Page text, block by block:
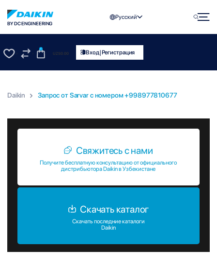
BY DC ENGINEERING
Русский
0
UZS0.00 Вход|Регистрация
Daikin Запрос от Sarvar c номером +998977810677
Свяжитесь с нами
Получите бесплатную консультацию от официального
дистрибьютора Daikin в Узбекистане
Скачать каталог
Скачать последние каталоги
Daikin